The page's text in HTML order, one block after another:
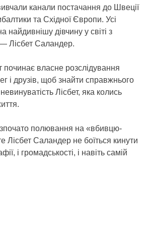
канали постачання до Швеції
та Східної Європи. Усі
найдивнішу дівчину у світі з
Лісбет Саландер.
починає власне розслідування
і друзів, щоб знайти справжнього
Лісбет, яка колись
полювання на «вбивцю-
Лісбет Саландер не боїться кинути
і громадськості, і навіть самій